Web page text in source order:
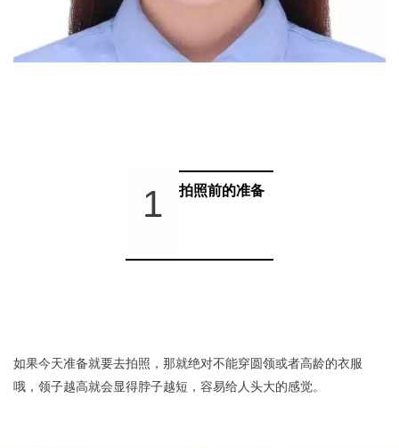
1 拍照前的准备
如果今天准备就要去拍照，那就绝对不能穿圆领或者高龄的衣服
哦，领子越高就会显得脖子越短，容易给人头大的感觉。